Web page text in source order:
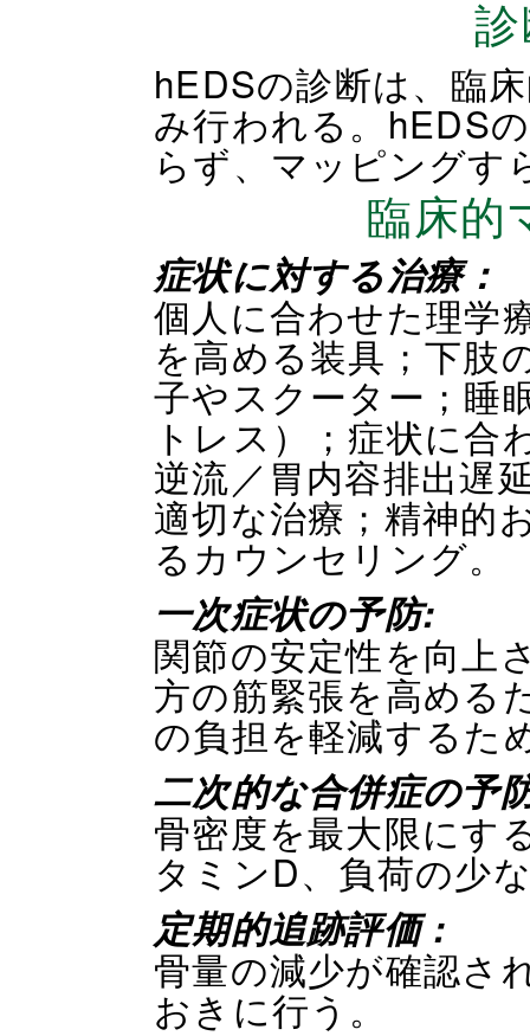
hEDSの診断は、臨
み行われる。hEDS
らず、マッピングす
臨床的
症状に対する治療：
個人に合わせた理学
を高める装具；下肢
子やスクーター；睡
トレス）；症状に合
逆流／胃内容排出遅
適切な治療；精神的
るカウンセリング。
一次症状の予防:
関節の安定性を向上
方の筋緊張を高める
の負担を軽減するた
二次的な合併症の予
骨密度を最大限にす
タミンD、負荷の少
定期的追跡評価 :
骨量の減少が確認さ
おきに行う。